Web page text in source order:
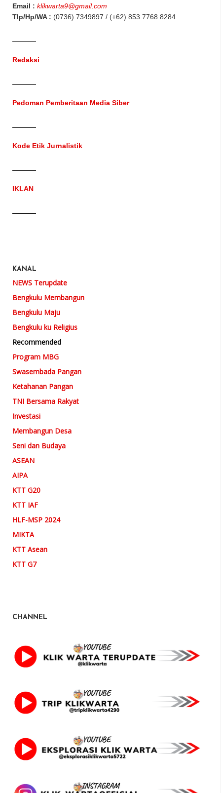
Email : klikwarta9@gmail.com
Tlp/Hp/WA : (0736) 7349897 / (+62) 853 7768 8284
Redaksi
Pedoman Pemberitaan Media Siber
Kode Etik Jurnalistik
IKLAN
KANAL
NEWS Terupdate
Bengkulu Membangun
Bengkulu Maju
Bengkulu ku Religius
Recommended
Program MBG
Swasembada Pangan
Ketahanan Pangan
TNI Bersama Rakyat
Investasi
Membangun Desa
Seni dan Budaya
ASEAN
AIPA
KTT G20
KTT IAF
HLF-MSP 2024
MIKTA
KTT Asean
KTT G7
CHANNEL